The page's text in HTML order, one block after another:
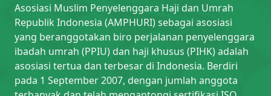
Asosiasi Muslim Penyelenggara Haji dan Umrah
Republik Indonesia (AMPHURI) sebagai asosiasi
yang beranggotakan biro perjalanan penyelenggara
ibadah umrah (PPIU) dan haji khusus (PIHK) adalah
asosiasi tertua dan terbesar di Indonesia. Berdiri
pada 1 September 2007, dengan jumlah anggota